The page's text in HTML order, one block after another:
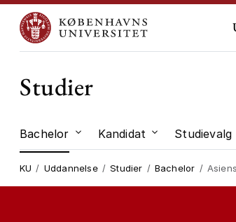
Studier
Bachelor Undermenu til "Bachelor"
Kandidat Undermenu til
Studievalg
KU Uddannelse Studier Bachelor